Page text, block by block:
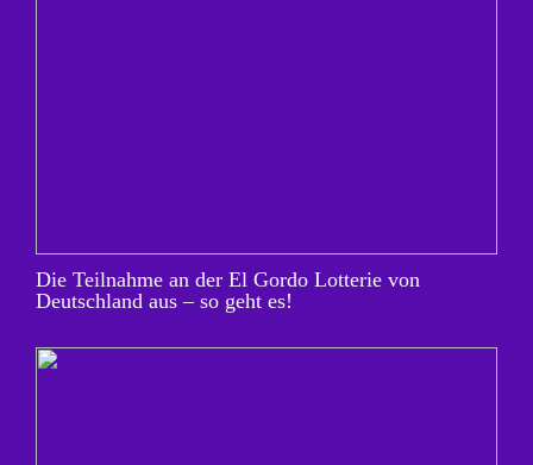
Die Teilnahme an der El Gordo Lotterie von
Deutschland aus – so geht es!